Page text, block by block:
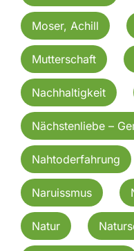
Moser, Achill
Mutterschaft
Nachhaltigkeit
Nächstenliebe –
Nahtoderfahrung
Naruissmus
Natur